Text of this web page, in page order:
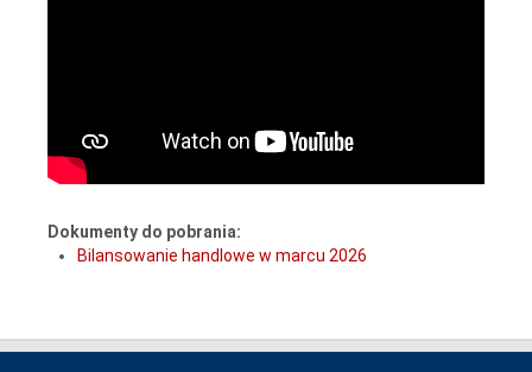
Dokumenty do pobrania:
Bilansowanie handlowe w marcu 2026